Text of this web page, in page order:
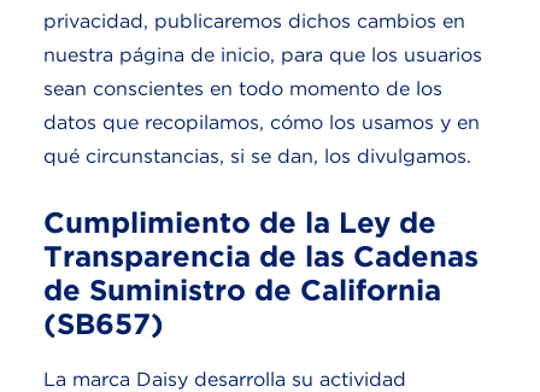
privacidad, publicaremos dichos cambios en
nuestra página de inicio, para que los usuarios
sean conscientes en todo momento de los
datos que recopilamos, cómo los usamos y en
qué circunstancias, si se dan, los divulgamos.
Cumplimiento de la Ley de
Transparencia de las Cadenas
de Suministro de California
(SB657)
La marca Daisy desarrolla su actividad